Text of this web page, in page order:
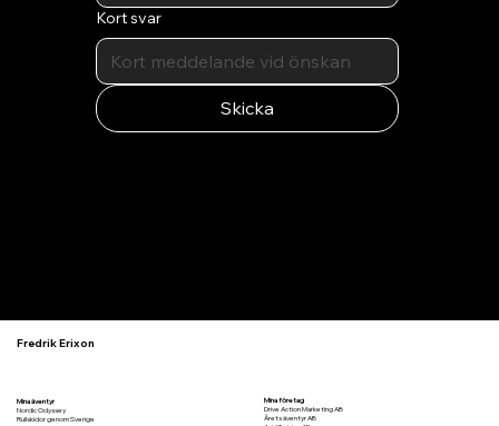
Fredrik Erixon
Mina företag
Drive Action Marketing AB
Årets äventyr AB
Mina äventyr
Nordic Odyssey
Rullskidor genom Sverige
Kort svar
Skicka